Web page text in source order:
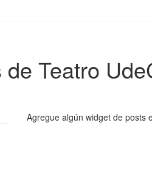
Teatro
Agregue algún widget de posts